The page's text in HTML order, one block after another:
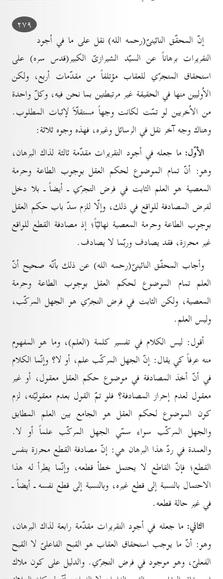
۲۷۹
إنّ المحقّق النائينىّ(رحمه الله) نقل على ما في أجود
التقريرات برهاناً عن السيّد الشيرازىّ الكبير(قدس سره) على
استحقاق المتجرّي للعقاب مؤتلفاً من مقدّمات أربع، ولكن
الاُوليين منها في الحقيقة غير مرتبطتين بما نحن فيه، وكلّ واحدة
من الاُخريين لو تمّت لكانت وجهاً مستقلّاً لإثبات المطلوب.
وهناك وجه آخر نقل في الرسائل وغيره، فهذه وجوه ثلاثة:
الأوّل: ما جعله في أجود التقريرات مقدّمة ثالثة لذاك البرهان،
وهو: أنّ تمام الموضوع لحكم العقل بوجوب الطاعة وحرمة
المعصية هو العلم الثابت في فرض التجرّي ـ أيضاً ـ بلا دخل
لفرض المصادفة للواقع في ذلك، وإلّا للزم سدّ باب حكم العقل
بوجوب الطاعة وحرمة المعصية نهائيّاً؛ إذ مصادفة القطع للواقع
غير محرزة، فقد يصادف وربّما لا يصادف.
وأجاب المحقّق النائينىّ(رحمه الله) عن ذلك بأنّه صحيح أنّ
العلم تمام الموضوع لحكم العقل بوجوب الطاعة وحرمة
المعصية، ولكن الثابت في فرض التجرّي هو الجهل المركّب،
وليس العلم.
أقول: ليس الكلام في تفسير كلمة (العلم)، وما هو المفهوم
منه عرفاً كي يقال: إنّ الجهل المركّب علم، أو لا؟ وإنّما الكلام
في أنّ أخذ المصادفة في موضوع حكم العقل معقول، أو غير
معقول لعدم إحراز المصادفة؟ فلو تمّ القول بعدم معقوليّته، لزم
كون الموضوع لحكم العقل هو الجامع بين العلم المطابق
والجهل المركّب سواء سمّي الجهل المركّب علماً أو لا.
والعمدة في ردّ هذا البرهان هي: إنّ مصادفة القطع محرزة بنفس
القطع؛ فإنّ القاطع لا يحتمل خطأ قطعه، وإنّما يطرأ له هذا
الاحتمال بالنسبة إلى قطع غيره، وبالنسبة إلى قطع نفسه ـ أيضاً ـ
في غير حالة قطعه.
الثاني: ما جعله في أجود التقريرات مقدّمة رابعة لذاك البرهان،
وهو: أنّ ما يوجب استحقاق العقاب هو القبح الفاعلىّ لا القبح
الفعلىّ، وهو موجود في فرض التجرّي. والدليل على كون ملاك